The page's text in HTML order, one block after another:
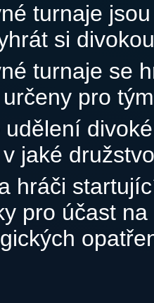
turnaje
si
turnaje se
pro
jaké
hráči
pro účast